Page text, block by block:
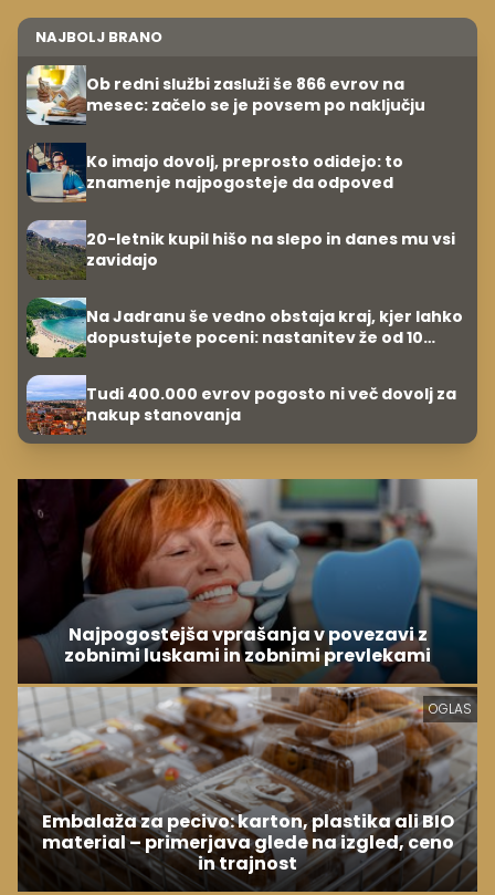
NAJBOLJ BRANO
Ob redni službi zasluži še 866 evrov na
mesec: začelo se je povsem po naključju
Ko imajo dovolj, preprosto odidejo: to
znamenje najpogosteje da odpoved
20-letnik kupil hišo na slepo in danes mu vsi
zavidajo
Na Jadranu še vedno obstaja kraj, kjer lahko
dopustujete poceni: nastanitev že od 10
Tudi 400.000 evrov pogosto ni več dovolj za
nakup stanovanja
Najpogostejša vprašanja v povezavi z
zobnimi luskami in zobnimi prevlekami
OGLAS
Embalaža za pecivo: karton, plastika ali BIO
material – primerjava glede na izgled, ceno
in trajnost